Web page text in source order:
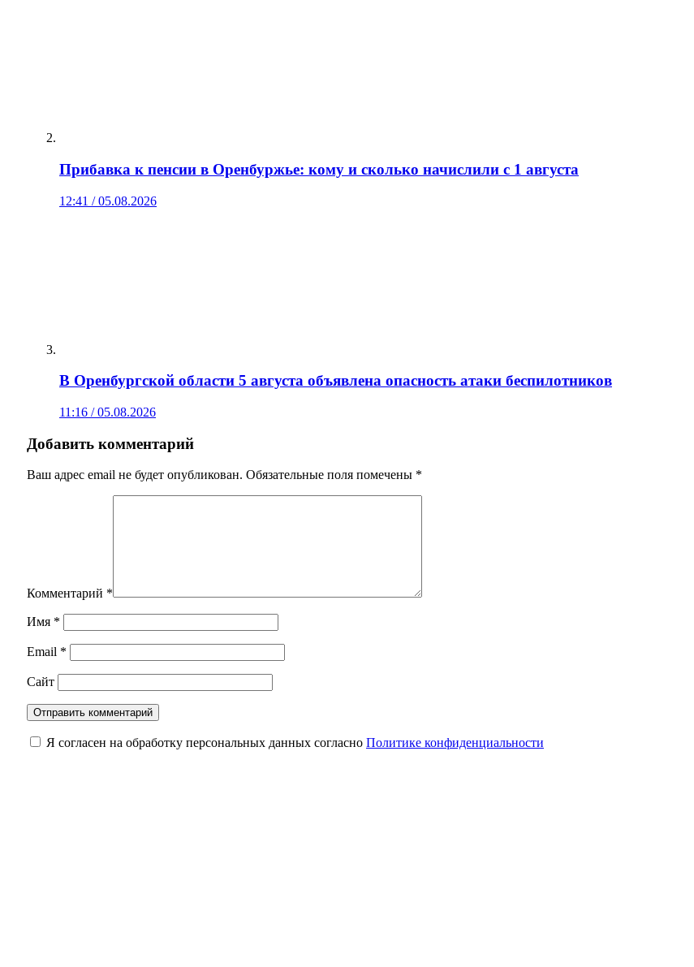
Прибавка к пенсии в Оренбуржье: кому и сколько начислили с 1 августа
12:41 / 05.08.2026
В Оренбургской области 5 августа объявлена опасность атаки беспилотников
11:16 / 05.08.2026
Добавить комментарий
Ваш адрес email не будет опубликован. Обязательные поля помечены *
Комментарий *
Имя *
Email *
Сайт
Я согласен на обработку персональных данных согласно Политике конфиденциальности